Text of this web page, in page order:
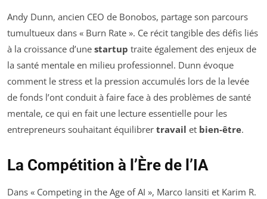
Andy Dunn, ancien CEO de Bonobos, partage son parcours
tumultueux dans « Burn Rate ». Ce récit tangible des défis liés
à la croissance d’une startup traite également des enjeux de
la santé mentale en milieu professionnel. Dunn évoque
comment le stress et la pression accumulés lors de la levée
de fonds l’ont conduit à faire face à des problèmes de santé
mentale, ce qui en fait une lecture essentielle pour les
entrepreneurs souhaitant équilibrer travail et bien-être.
La Compétition à l’Ère de l’IA
Dans « Competing in the Age of AI », Marco Iansiti et Karim R.